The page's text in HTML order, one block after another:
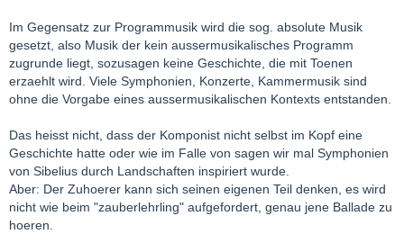
Im Gegensatz zur Programmusik wird die sog. absolute Musik
gesetzt, also Musik der kein aussermusikalisches Programm
zugrunde liegt, sozusagen keine Geschichte, die mit Toenen
erzaehlt wird. Viele Symphonien, Konzerte, Kammermusik sind
ohne die Vorgabe eines aussermusikalischen Kontexts entstanden.
Das heisst nicht, dass der Komponist nicht selbst im Kopf eine
Geschichte hatte oder wie im Falle von sagen wir mal Symphonien
von Sibelius durch Landschaften inspiriert wurde.
Aber: Der Zuhoerer kann sich seinen eigenen Teil denken, es wird
nicht wie beim "zauberlehrling" aufgefordert, genau jene Ballade zu
hoeren.